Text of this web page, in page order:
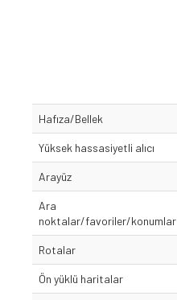
Hafıza/Bellek
Yüksek hassasiyetli alıcı
Arayüz
Ara
noktalar/favoriler/konumlar
Rotalar
Ön yüklü haritalar